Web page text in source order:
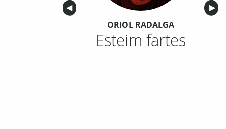
Anterior
◀︎ ▶︎
ORIOL RADALGA
Esteim fartes